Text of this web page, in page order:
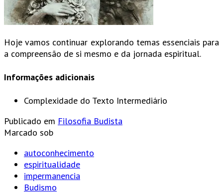
Hoje vamos continuar explorando temas essenciais para
a compreensão de si mesmo e da jornada espiritual.
Informações adicionais
Complexidade do Texto Intermediário
Publicado em Filosofia Budista
Marcado sob
autoconhecimento
espiritualidade
impermanencia
Budismo